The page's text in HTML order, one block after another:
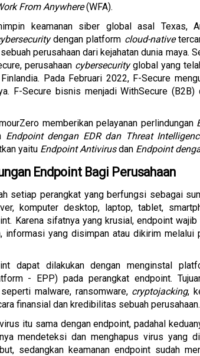
From Anywhere (WFA).
keamanan siber global asal Texas,
dengan platform cloud-native
perusahaan dari kejahatan dunia maya.
perusahaan cybersecurity global yang
Pada Februari 2022, F-Secure
F-Secure bisnis menjadi WithSecure (B2B)
memberikan pelayanan perlindungan
Endpoint dengan EDR dan Threat
yaitu Endpoint Antivirus dan Endpoint
Endpoint Bagi Perusahaan
setiap perangkat yang berfungsi sebagai
komputer desktop, laptop, tablet,
Karena sifatnya yang krusial, endpoint
informasi yang disimpan atau dikirim melalui
dapat dilakukan dengan menginstal
- EPP) pada perangkat endpoint.
malware, ransomware, cryptojacking,
finansial dan kredibilitas sebuah perusahaan.
itu sama dengan endpoint, padahal
sedangkan keamanan endpoint sudah